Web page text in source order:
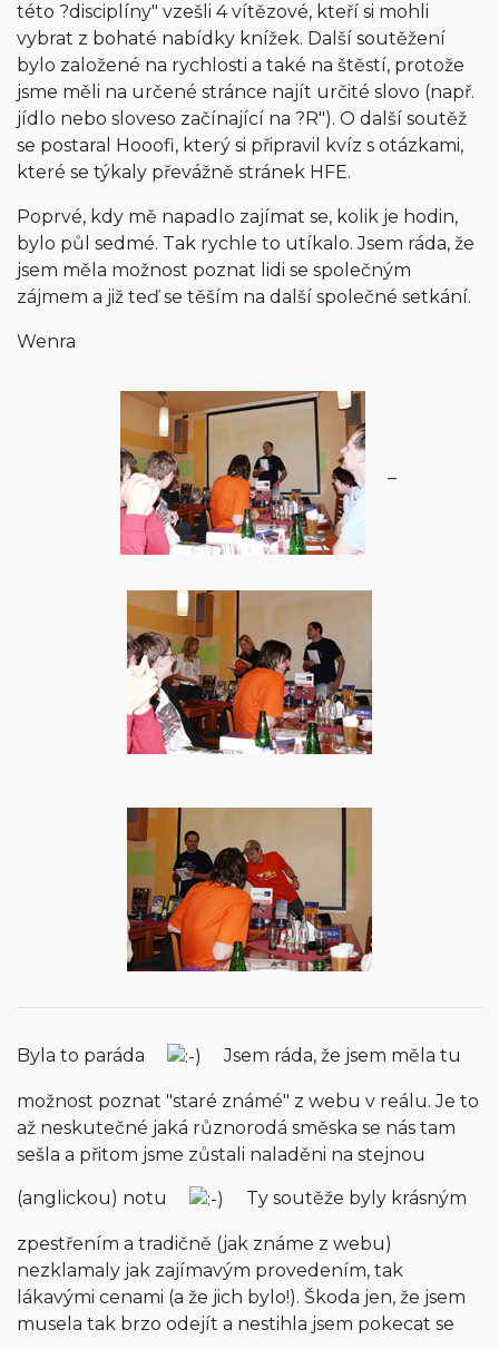
této ?disciplíny" vzešli 4 vítězové, kteří si mohli
vybrat z bohaté nabídky knížek. Další soutěžení
bylo založené na rychlosti a také na štěstí, protože
jsme měli na určené stránce najít určité slovo (např.
jídlo nebo sloveso začínající na ?R"). O další soutěž
se postaral Hooofi, který si připravil kvíz s otázkami,
které se týkaly převážně stránek HFE.
Poprvé, kdy mě napadlo zajímat se, kolik je hodin,
bylo půl sedmé. Tak rychle to utíkalo. Jsem ráda, že
jsem měla možnost poznat lidi se společným
zájmem a již teď se těším na další společné setkání.
Wenra
Byla to paráda Jsem ráda, že jsem měla tu
možnost poznat "staré známé" z webu v reálu. Je to
až neskutečné jaká různorodá směska se nás tam
sešla a přitom jsme zůstali naladěni na stejnou
(anglickou) notu Ty soutěže byly krásným
zpestřením a tradičně (jak známe z webu)
nezklamaly jak zajímavým provedením, tak
lákavými cenami (a že jich bylo!). Škoda jen, že jsem
musela tak brzo odejít a nestihla jsem pokecat se